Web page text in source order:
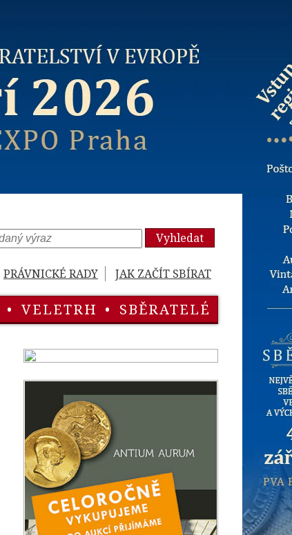
Vyhledat
PRÁVNICKÉ RADY JAK ZAČÍT SBÍRAT
• VELETRH • SBĚRATELÉ